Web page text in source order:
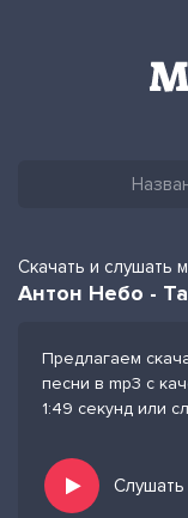
Скачать и слушать
Антон Небо -
Предлагаем
песни в mp3 с
1:49 секунд или